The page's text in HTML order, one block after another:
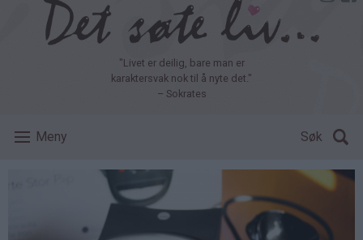
"Livet er deilig, bare man er
karaktersvak nok til å nyte det."
– Sokrates
Meny Søk